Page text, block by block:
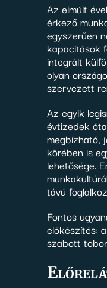
Az elmúlt
érkező
egyszerűen
kapacitások
integrált
olyan
szervezett
Az egyik
évtizedek
megbízható,
körében is
lehetősége.
távú
Fontos
előkészítés:
szabott